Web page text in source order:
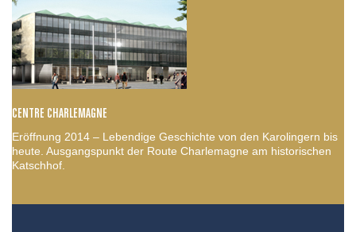
CENTRE CHARLEMAGNE
Eröffnung 2014 – Lebendige Geschichte von den Karolingern bis
heute. Ausgangspunkt der Route Charlemagne am historischen
Katschhof.